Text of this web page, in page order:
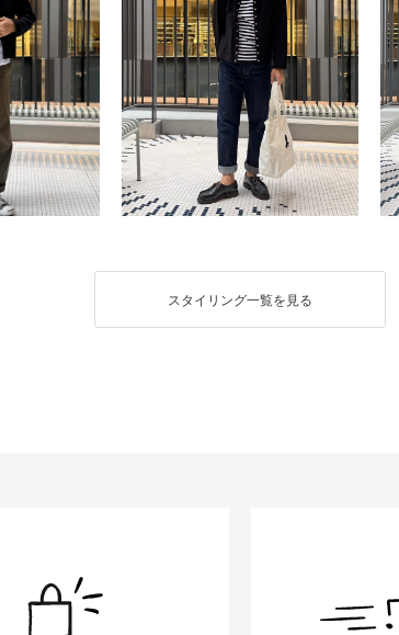
スタイリング一覧を見る